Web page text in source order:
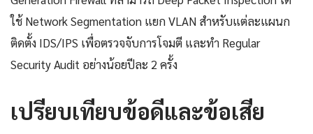
ใช้ Network Segmentation แยก VLAN สำหรับแต่ละแผนก
ติดตั้ง IDS/IPS เพื่อตรวจจับการโจมตี และทำ Regular
Security Audit อย่างน้อยปีละ 2 ครั้ง
เปรียบเทียบข้อดีและข้อเสีย